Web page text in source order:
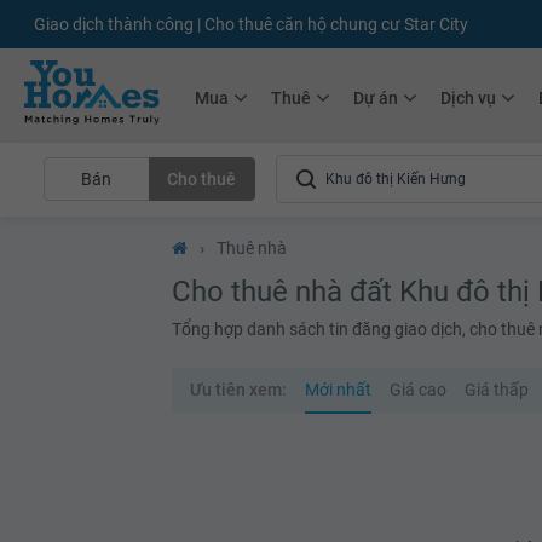
+75.000Tin đăng mới hàng tháng +10.000Thành viên
Mua Thuê Dự án Dịch vụ
Bán Cho thuê
› Thuê nhà
Cho thuê nhà đất Khu đô thị
Tổng hợp danh sách tin đăng giao dịch, cho
Ưu tiên xem: Mới nhất Giá cao Giá thấp